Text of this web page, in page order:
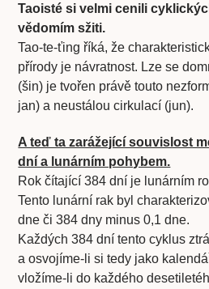
Taoisté si velmi cenili
vědomím sžiti.
Tao-te-ťing říká, že
přírody je návratnost. Lze se
(šin) je tvořen právě touto
jan) a neustálou cirkulací (jun).
A teď ta zarážející souvislost
dní a lunárním pohybem.
Rok čítající 384 dní je lunárním
Tento lunární rak byl
dne či 384 dny minus 0,1 dne.
Každých 384 dní tento cyklus
a osvojíme-li si tedy jako
vložíme-li do každého